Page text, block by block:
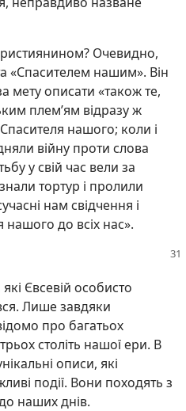
Очевидно,
«Спасителем нашим». Він
мету описати «також те,
плем’ям відразу ж
нашого; коли і
війну проти слова
у свій час вели за
тортур і пролили
нам свідчення і
нашого до всіх нас».
Євсевій особисто
Лише завдяки
про багатьох
століть нашої ери. В
описи, які
події. Вони походять з
наших днів.